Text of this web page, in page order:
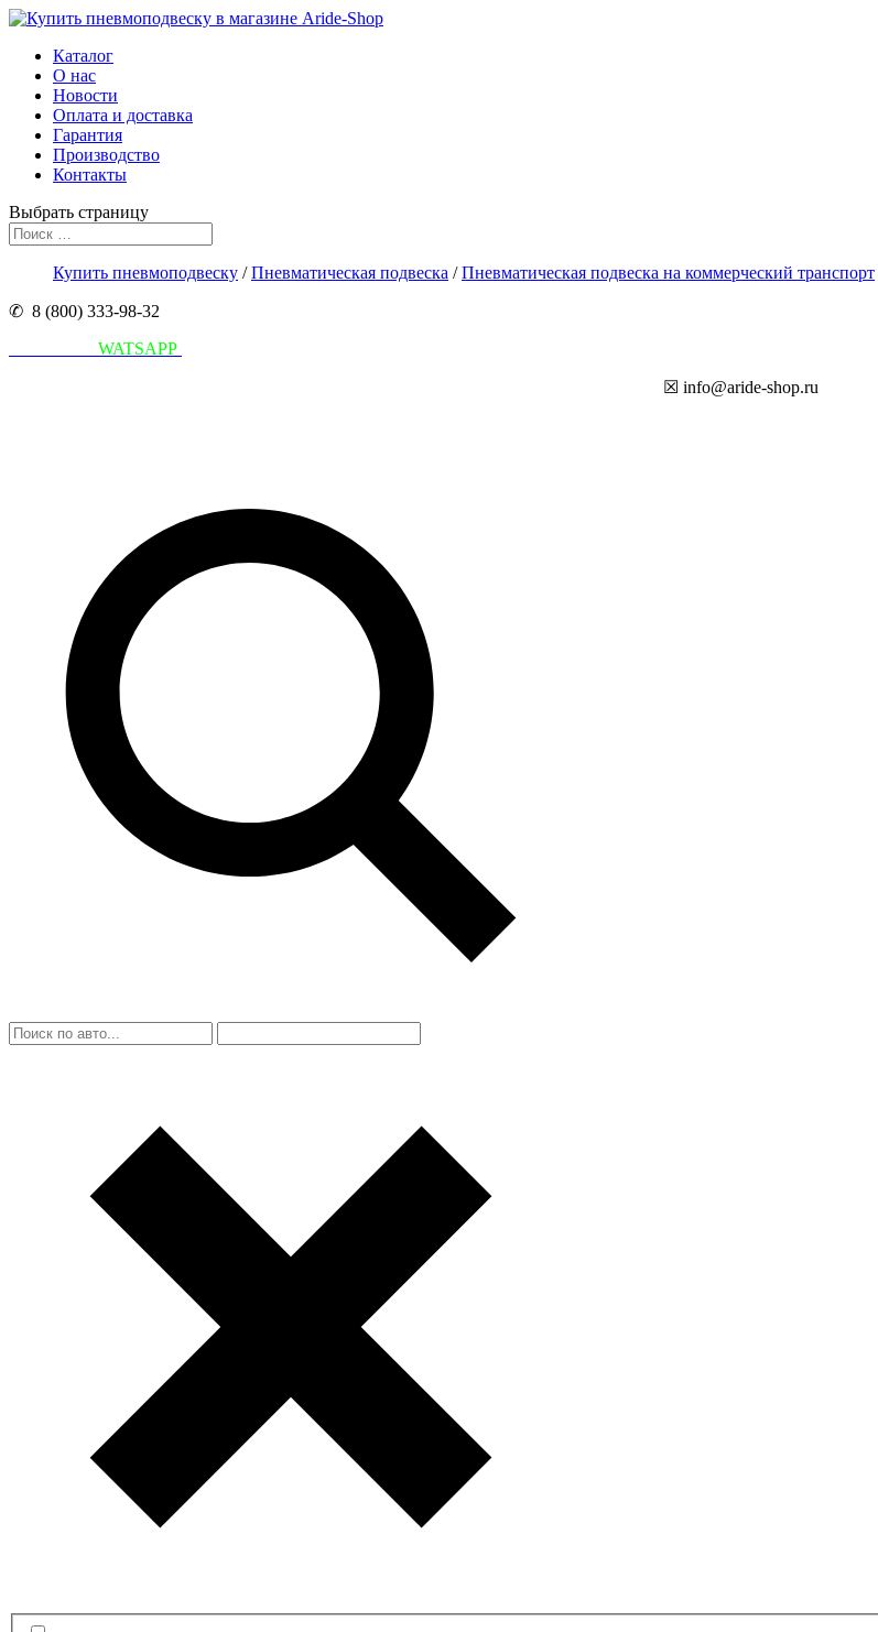
Каталог
О нас
Новости
Оплата и доставка
Гарантия
Производство
Контакты
Выбрать страницу
Купить пневмоподвеску /Пневматическая подвеска /Пневматическая подвеска на коммерческий транспорт
✆ 8 (800) 333-98-32
WATSAPP
☒ info@aride-shop.ru